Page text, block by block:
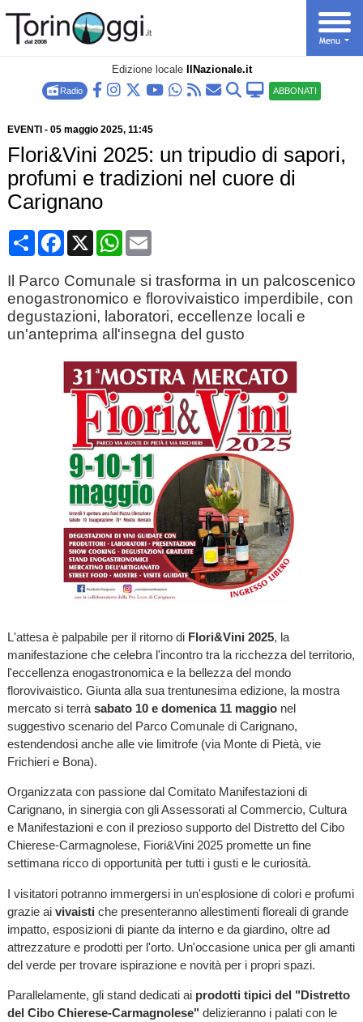
Edizione locale IlNazionale.it
Radio ABBONATI
EVENTI - 05 maggio 2025, 11:45
Flori&Vini 2025: un tripudio di sapori,
profumi e tradizioni nel cuore di
Carignano
CondividiFacebook
X WhatsApp
Email
Il Parco Comunale si trasforma in un palcoscenico
enogastronomico e florovivaistico imperdibile, con
degustazioni, laboratori, eccellenze locali e
un'anteprima all'insegna del gusto
L'attesa è palpabile per il ritorno di Flori&Vini 2025, la
manifestazione che celebra l'incontro tra la ricchezza del territorio,
l'eccellenza enogastronomica e la bellezza del mondo
florovivaistico. Giunta alla sua trentunesima edizione, la mostra
mercato si terrà sabato 10 e domenica 11 maggionel
suggestivo scenario del Parco Comunale di Carignano,
estendendosi anche alle vie limitrofe (via Monte di Pietà, vie
Frichieri e Bona).
Organizzata con passione dal Comitato Manifestazioni di
Carignano, in sinergia con gli Assessorati al Commercio, Cultura
e Manifestazioni e con il prezioso supporto del Distretto del Cibo
Chierese-Carmagnolese, Fiori&Vini 2025 promette un fine
settimana ricco di opportunità per tutti i gusti e le curiosità.
I visitatori potranno immergersi in un'esplosione di colori e profumi
grazie ai vivaisti che presenteranno allestimenti floreali di grande
impatto, esposizioni di piante da interno e da giardino, oltre ad
attrezzature e prodotti per l'orto. Un'occasione unica per gli amanti
del verde per trovare ispirazione e novità per i propri spazi.
Parallelamente, gli stand dedicati ai prodotti tipici del "Distretto
del Cibo Chierese-Carmagnolese" delizieranno i palati con le